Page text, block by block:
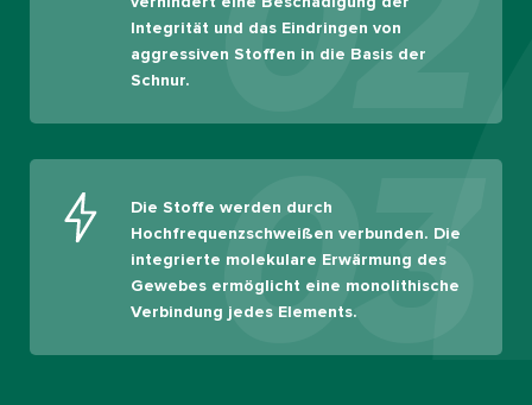
Integrität und das Eindringen von
aggressiven Stoffen in die Basis der
Schnur.
03
Die Stoffe werden durch
Hochfrequenzschweißen verbunden. Die
integrierte molekulare Erwärmung des
Gewebes ermöglicht eine monolithische
Verbindung jedes Elements.